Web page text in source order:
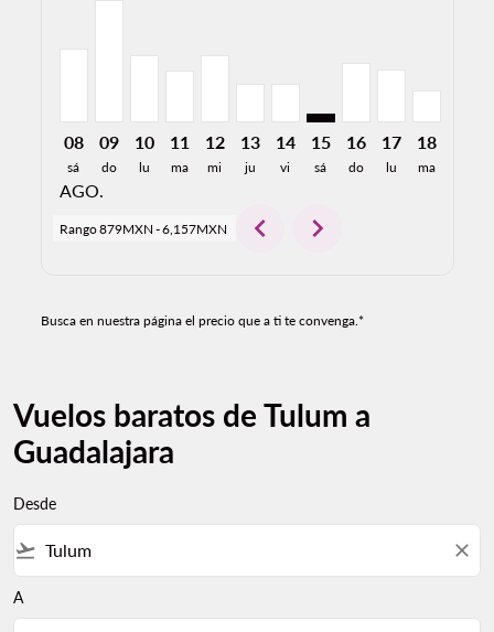
08
sá
AGO.
09
do
10
lu
11
ma
12
mi
13
ju
14
vi
15
sá
16
do
17
lu
18
ma
Rango879MXN -6,157MXN chevron_left chevron_right
Busca en nuestra página el precio que a ti te convenga.*
Vuelos baratos de Tulum a
Guadalajara
Desde
flight_takeoff close
A